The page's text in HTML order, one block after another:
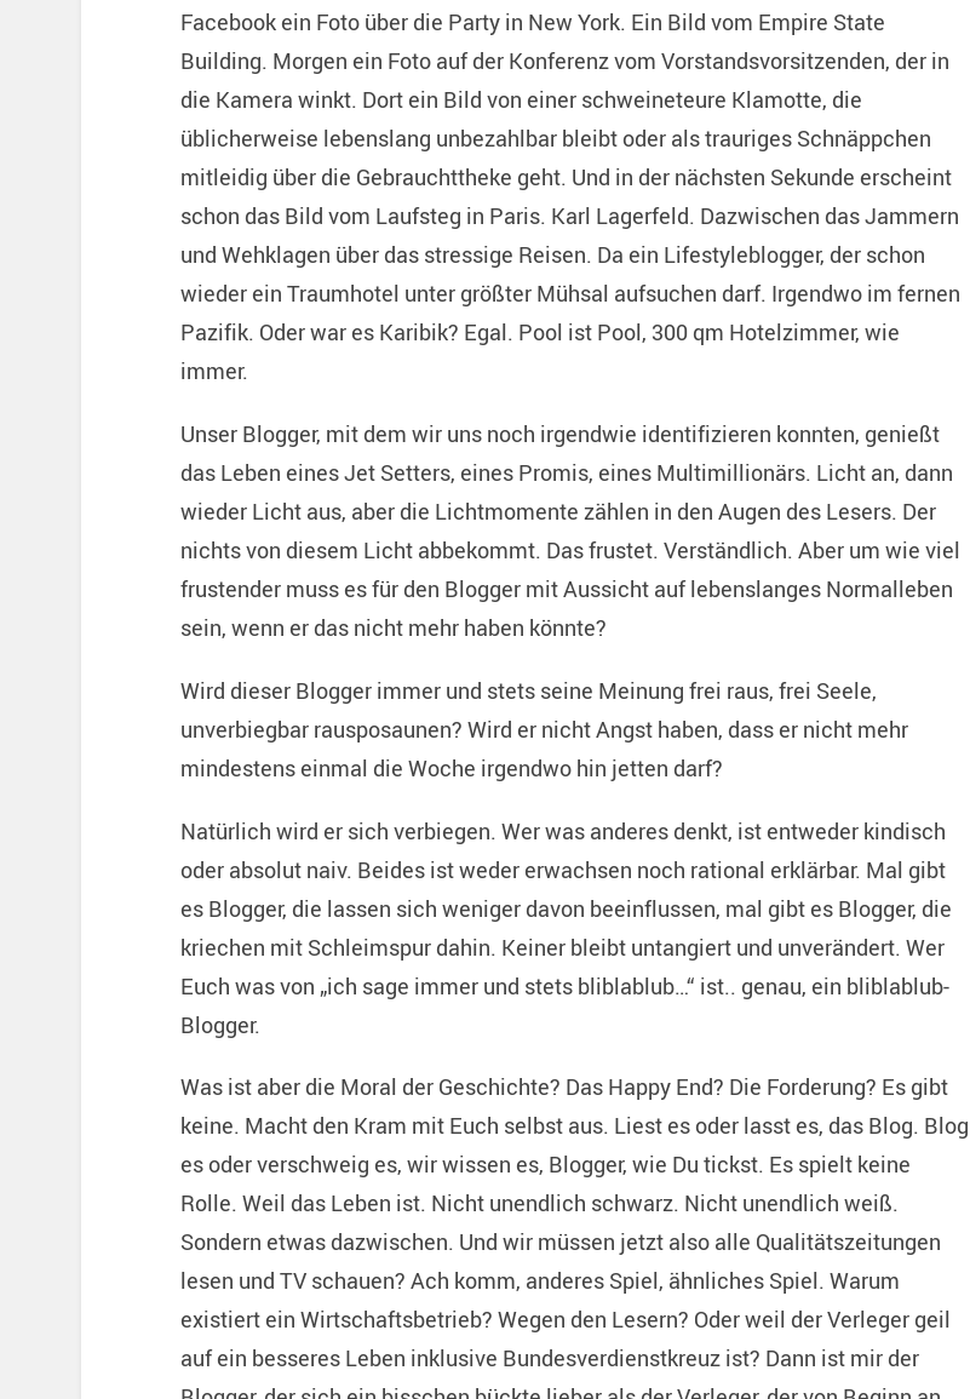
Facebook ein Foto über die Party in New York. Ein Bild vom Empire State
Building. Morgen ein Foto auf der Konferenz vom Vorstandsvorsitzenden, der in
die Kamera winkt. Dort ein Bild von einer schweineteure Klamotte, die
üblicherweise lebenslang unbezahlbar bleibt oder als trauriges Schnäppchen
mitleidig über die Gebrauchttheke geht. Und in der nächsten Sekunde erscheint
schon das Bild vom Laufsteg in Paris. Karl Lagerfeld. Dazwischen das Jammern
und Wehklagen über das stressige Reisen. Da ein Lifestyleblogger, der schon
wieder ein Traumhotel unter größter Mühsal aufsuchen darf. Irgendwo im fernen
Pazifik. Oder war es Karibik? Egal. Pool ist Pool, 300 qm Hotelzimmer, wie
immer.
Unser Blogger, mit dem wir uns noch irgendwie identifizieren konnten, genießt
das Leben eines Jet Setters, eines Promis, eines Multimillionärs. Licht an, dann
wieder Licht aus, aber die Lichtmomente zählen in den Augen des Lesers. Der
nichts von diesem Licht abbekommt. Das frustet. Verständlich. Aber um wie viel
frustender muss es für den Blogger mit Aussicht auf lebenslanges Normalleben
sein, wenn er das nicht mehr haben könnte?
Wird dieser Blogger immer und stets seine Meinung frei raus, frei Seele,
unverbiegbar rausposaunen? Wird er nicht Angst haben, dass er nicht mehr
mindestens einmal die Woche irgendwo hin jetten darf?
Natürlich wird er sich verbiegen. Wer was anderes denkt, ist entweder kindisch
oder absolut naiv. Beides ist weder erwachsen noch rational erklärbar. Mal gibt
es Blogger, die lassen sich weniger davon beeinflussen, mal gibt es Blogger, die
kriechen mit Schleimspur dahin. Keiner bleibt untangiert und unverändert. Wer
Euch was von „ich sage immer und stets bliblablub…“ ist.. genau, ein bliblablub-
Blogger.
Was ist aber die Moral der Geschichte? Das Happy End? Die Forderung? Es gibt
keine. Macht den Kram mit Euch selbst aus. Liest es oder lasst es, das Blog. Blog
es oder verschweig es, wir wissen es, Blogger, wie Du tickst. Es spielt keine
Rolle. Weil das Leben ist. Nicht unendlich schwarz. Nicht unendlich weiß.
Sondern etwas dazwischen. Und wir müssen jetzt also alle Qualitätszeitungen
lesen und TV schauen? Ach komm, anderes Spiel, ähnliches Spiel. Warum
existiert ein Wirtschaftsbetrieb? Wegen den Lesern? Oder weil der Verleger geil
auf ein besseres Leben inklusive Bundesverdienstkreuz ist? Dann ist mir der